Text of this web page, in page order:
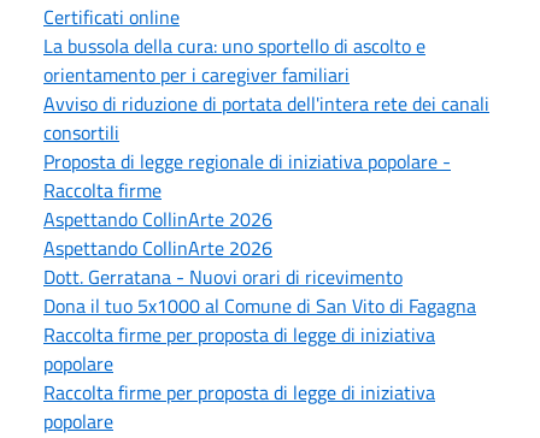
Certificati online
La bussola della cura: uno sportello di ascolto e
orientamento per i caregiver familiari
Avviso di riduzione di portata dell'intera rete dei canali
consortili
Proposta di legge regionale di iniziativa popolare -
Raccolta firme
Aspettando CollinArte 2026
Aspettando CollinArte 2026
Dott. Gerratana - Nuovi orari di ricevimento
Dona il tuo 5x1000 al Comune di San Vito di Fagagna
Raccolta firme per proposta di legge di iniziativa
popolare
Raccolta firme per proposta di legge di iniziativa
popolare